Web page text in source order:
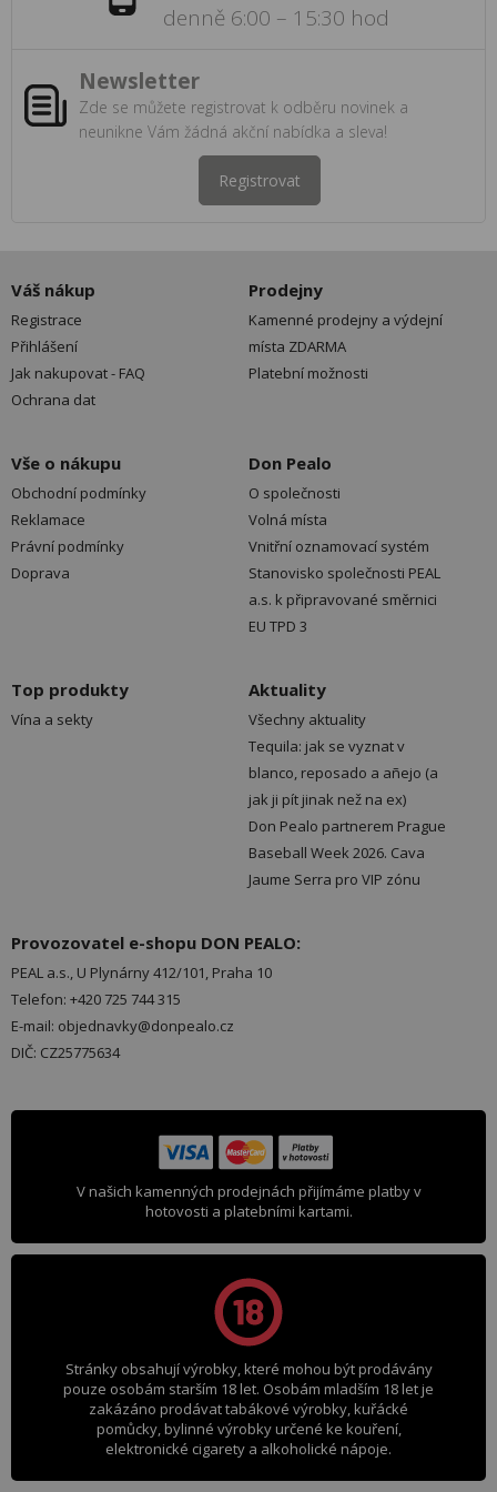
denně 6:00 – 15:30 hod
Newsletter
Zde se můžete registrovat k odběru novinek a
neunikne Vám žádná akční nabídka a sleva!
Registrovat
Váš nákup
Registrace
Přihlášení
Jak nakupovat - FAQ
Ochrana dat
Prodejny
Kamenné prodejny a výdejní
místa ZDARMA
Platební možnosti
Vše o nákupu
Obchodní podmínky
Reklamace
Právní podmínky
Doprava
Don Pealo
O společnosti
Volná místa
Vnitřní oznamovací systém
Stanovisko společnosti PEAL
a.s. k připravované směrnici
EU TPD 3
Top produkty
Vína a sekty
Aktuality
Všechny aktuality
Tequila: jak se vyznat v
blanco, reposado a añejo (a
jak ji pít jinak než na ex)
Don Pealo partnerem Prague
Baseball Week 2026. Cava
Jaume Serra pro VIP zónu
Provozovatel e-shopu DON PEALO:
PEAL a.s., U Plynárny 412/101, Praha 10
Telefon: +420 725 744 315
E-mail: objednavky@donpealo.cz
DIČ: CZ25775634
V našich kamenných prodejnách přijímáme platby v
hotovosti a platebními kartami.
Stránky obsahují výrobky, které mohou být prodávány
pouze osobám starším 18 let. Osobám mladším 18 let je
zakázáno prodávat tabákové výrobky, kuřácké
pomůcky, bylinné výrobky určené ke kouření,
elektronické cigarety a alkoholické nápoje.